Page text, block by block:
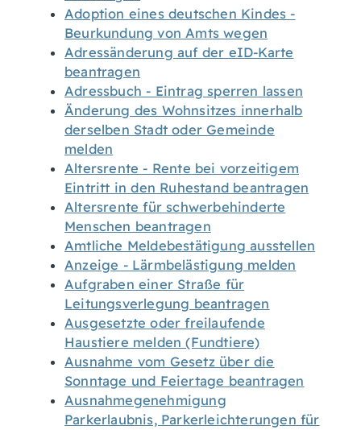
Adoption eines deutschen Kindes -
Beurkundung von Amts wegen
Adressänderung auf der eID-Karte
beantragen
Adressbuch - Eintrag sperren lassen
Änderung des Wohnsitzes innerhalb
derselben Stadt oder Gemeinde
melden
Altersrente - Rente bei vorzeitigem
Eintritt in den Ruhestand beantragen
Altersrente für schwerbehinderte
Menschen beantragen
Amtliche Meldebestätigung ausstellen
Anzeige - Lärmbelästigung melden
Aufgraben einer Straße für
Leitungsverlegung beantragen
Ausgesetzte oder freilaufende
Haustiere melden (Fundtiere)
Ausnahme vom Gesetz über die
Sonntage und Feiertage beantragen
Ausnahmegenehmigung
Parkerlaubnis, Parkerleichterungen für